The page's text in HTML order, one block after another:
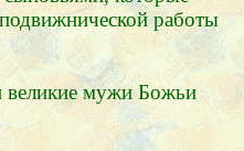
работы
великие мужи Божьи